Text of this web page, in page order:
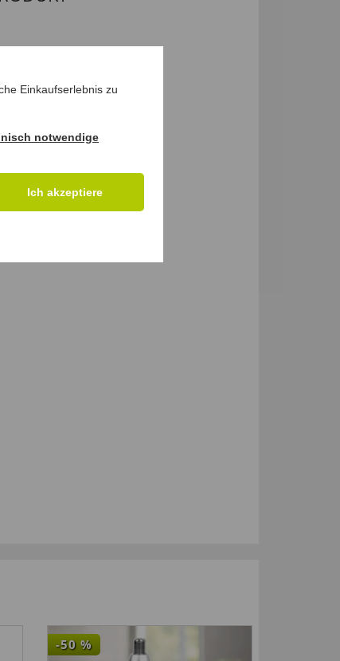
-50 %
Einkaufserlebnis zu
notwendige
Ich akzeptiere